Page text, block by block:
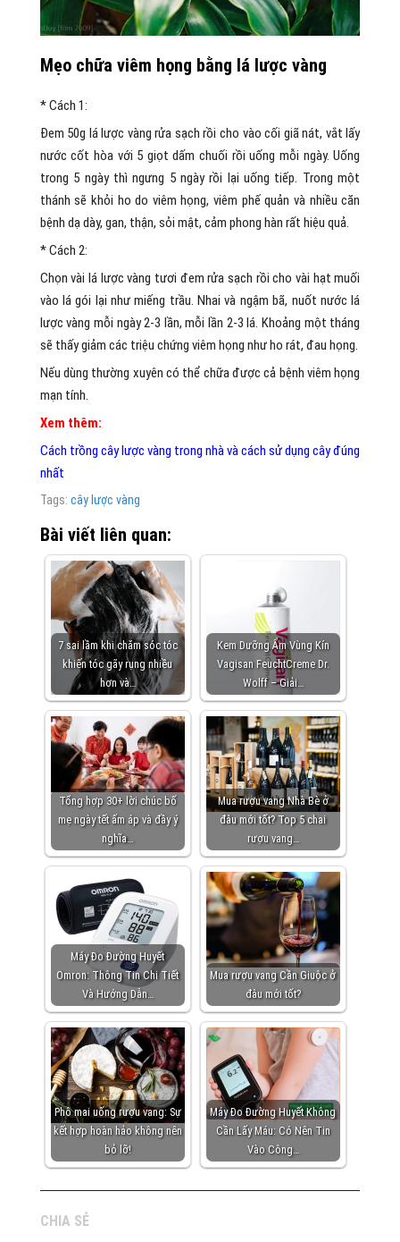
Mẹo chữa viêm họng bằng lá lược vàng
* Cách 1:
Đem 50g lá lược vàng rửa sạch rồi cho vào cối giã nát, vắt lấy
nước cốt hòa với 5 giọt dấm chuối rồi uống mỗi ngày. Uống
trong 5 ngày thì ngưng 5 ngày rồi lại uống tiếp. Trong một
thánh sẽ khỏi ho do viêm họng, viêm phế quản và nhiều căn
bệnh dạ dày, gan, thận, sỏi mật, cảm phong hàn rất hiệu quả.
* Cách 2:
Chọn vài lá lược vàng tươi đem rửa sạch rồi cho vài hạt muối
vào lá gói lại như miếng trầu. Nhai và ngậm bã, nuốt nước lá
lược vàng mỗi ngày 2-3 lần, mỗi lần 2-3 lá. Khoảng một tháng
sẽ thấy giảm các triệu chứng viêm họng như ho rát, đau họng.
Nếu dùng thường xuyên có thể chữa được cả bệnh viêm họng
mạn tính.
Xem thêm:
Cách trồng cây lược vàng trong nhà và cách sử dụng cây đúng
nhất
Tags: cây lược vàng
Bài viết liên quan:
7 sai lầm khi chăm sóc tóc
khiến tóc gãy rụng nhiều
hơn và…
Kem Dưỡng Ẩm Vùng Kín
Vagisan FeuchtCreme Dr.
Wolff – Giải…
Tổng hợp 30+ lời chúc bố
mẹ ngày tết ấm áp và đầy ý
nghĩa…
Mua rượu vang Nhà Bè ở
đâu mới tốt? Top 5 chai
rượu vang…
Máy Đo Đường Huyết
Omron: Thông Tin Chi Tiết
Và Hướng Dẫn…
Mua rượu vang Cần Giuộc ở
đâu mới tốt?
Phô mai uống rượu vang: Sự
kết hợp hoàn hảo không nên
bỏ lỡ!
Máy Đo Đường Huyết Không
Cần Lấy Máu: Có Nên Tin
Vào Công…
CHIA SẺ